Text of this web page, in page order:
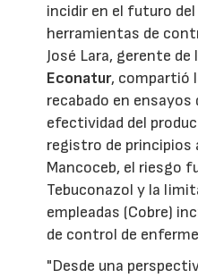
incidir en el futuro
herramientas de
José Lara, gerente
Econatur, compartió
recabado en ensayos
efectividad del
registro de principios
Mancoceb, el riesgo
Tebuconazol y la
empleadas (Cobre)
de control de
"Desde una